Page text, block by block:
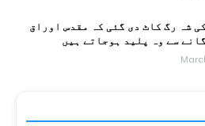
شہ رگ کاٹ دی گئی کہ مقدس اوراق
سے وہ پلید ہوجاتے ہیں